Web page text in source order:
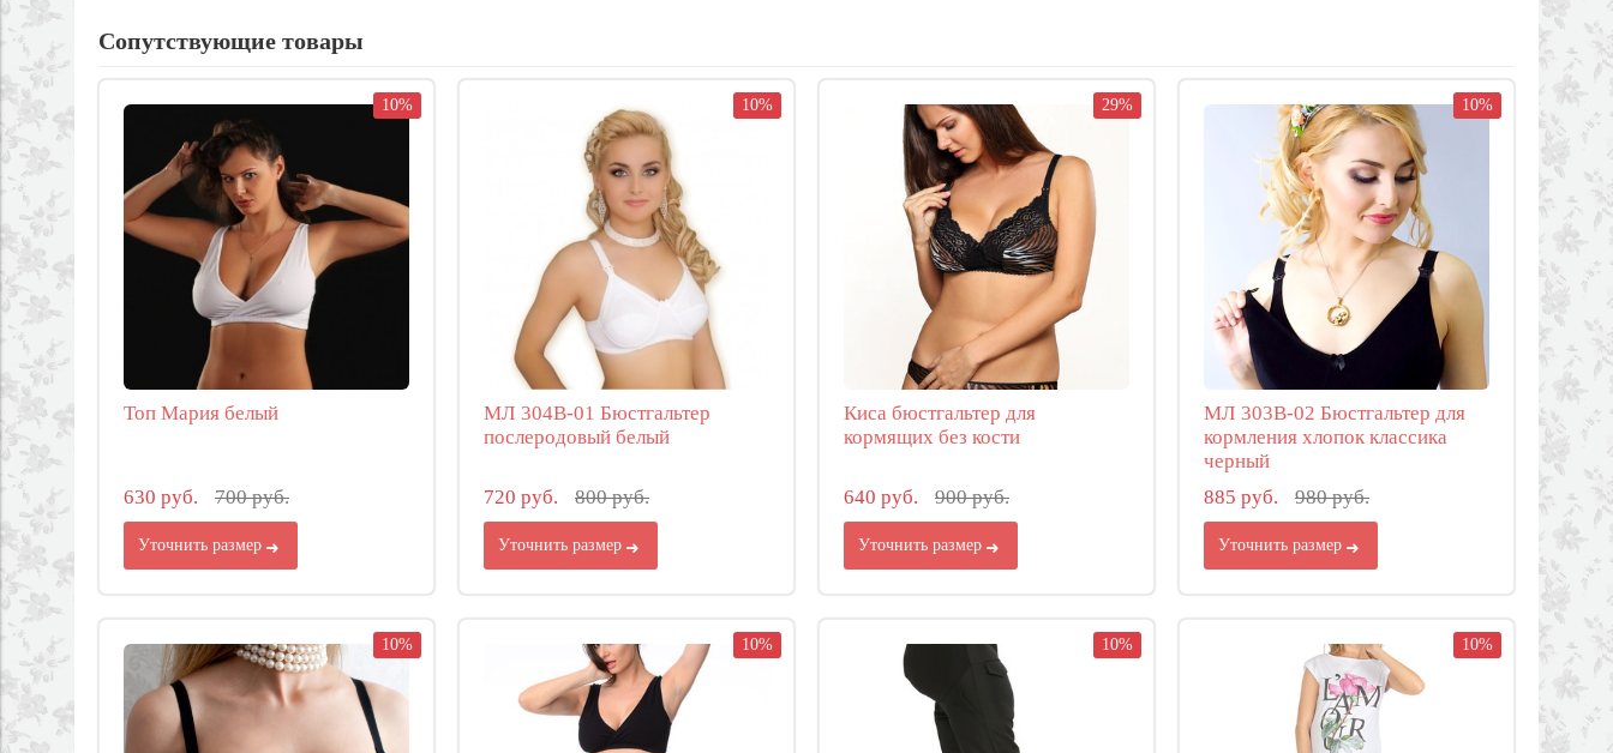
Сопутствующие товары
10%
Топ Мария белый
630 руб. 700 руб.
Уточнить размер
10%
МЛ 304В-01 Бюстгальтер
послеродовый белый
720 руб. 800 руб.
Уточнить размер
29%
Киса бюстгальтер для
кормящих без кости
640 руб. 900 руб.
Уточнить размер
10%
МЛ 303В-02 Бюстгальтер для
кормления хлопок классика
черный
885 руб.
980 руб.
Уточнить размер
10% 10% 10% 10%